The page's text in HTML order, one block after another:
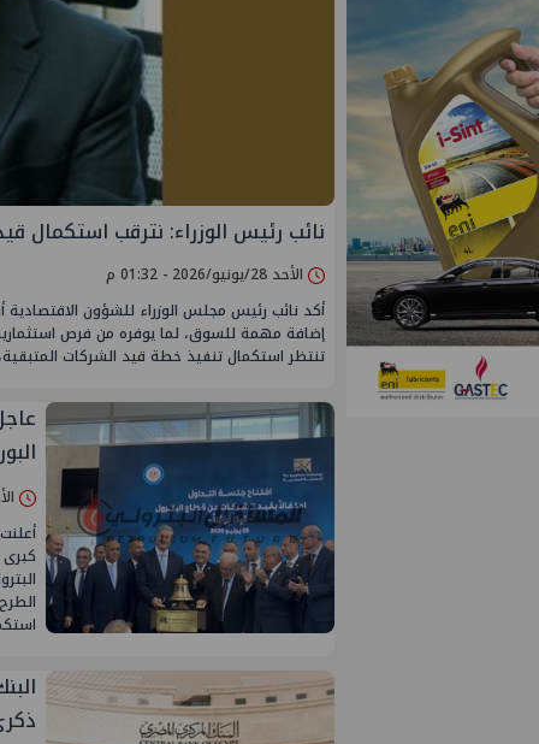
نائب رئيس الوزراء: نترقب استكمال قيد 7 شركات بترولية جديدة في
الأحد 28/يونيو/2026 - 01:32 م
أكد نائب رئيس مجلس الوزراء للشؤون
إضافة مهمة للسوق، لما يوفره من فرص
تنتظر استكمال تنفيذ خطة قيد الشركات
الأحد
ذكرى